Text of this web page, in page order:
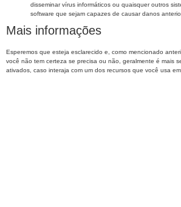
disseminar vírus informáticos ou quaisquer outros
software que sejam capazes de causar danos
Mais informações
Esperemos que esteja esclarecido e, como mencionado
você não tem certeza se precisa ou não, geralmente é mais
ativados, caso interaja com um dos recursos que você usa em